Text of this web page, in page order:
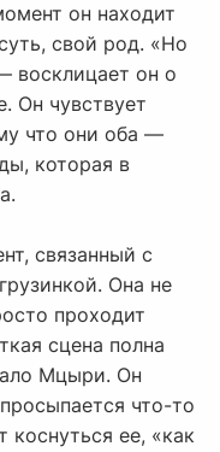
он находит
свой род. «Но
восклицает он о
Он чувствует
что они оба —
которая в
связанный с
Она не
проходит
сцена полна
Мцыри. Он
что-то
коснуться ее, «как